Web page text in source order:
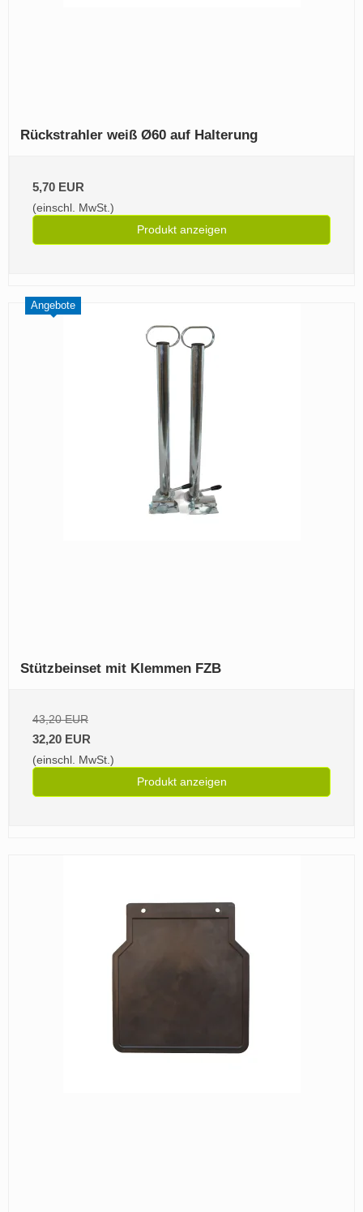
Rückstrahler weiß Ø60 auf Halterung
5,70 EUR
(einschl. MwSt.)
Produkt anzeigen
Angebote
Stützbeinset mit Klemmen FZB
43,20 EUR
32,20 EUR
(einschl. MwSt.)
Produkt anzeigen